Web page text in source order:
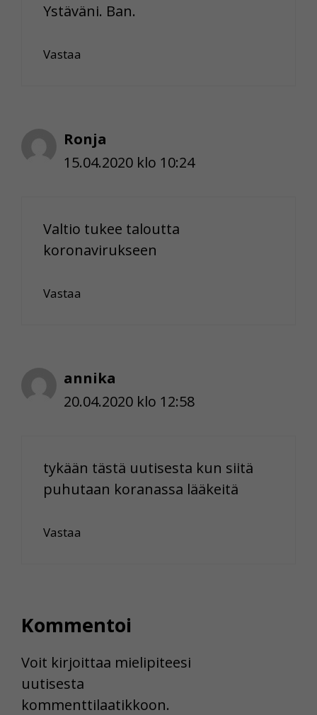
Ystäväni. Ban.
Vastaa
Ronja
15.04.2020 klo 10:24
Valtio tukee taloutta
koronavirukseen
Vastaa
annika
20.04.2020 klo 12:58
tykään tästä uutisesta kun siitä
puhutaan koranassa lääkeitä
Vastaa
Kommentoi
Voit kirjoittaa mielipiteesi
uutisesta
kommenttilaatikkoon.